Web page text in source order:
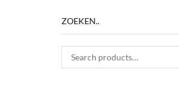
ZOEKEN..
Search for: